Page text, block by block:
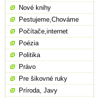
Nové knihy
Pestujeme,Chováme
Počítače,internet
Poézia
Politika
Právo
Pre šikovné ruky
Príroda, Javy